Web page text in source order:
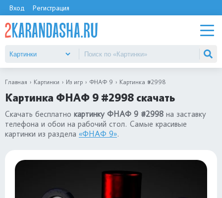
Вход Регистрация
Главная Картинки Из игр ФНАФ 9 Картинка #2998
Картинка ФНАФ 9 #2998 скачать
Скачать бесплатно картинку ФНАФ 9 #2998 на заставку
телефона и обои на рабочий стол. Самые красивые
картинки из раздела «ФНАФ 9».